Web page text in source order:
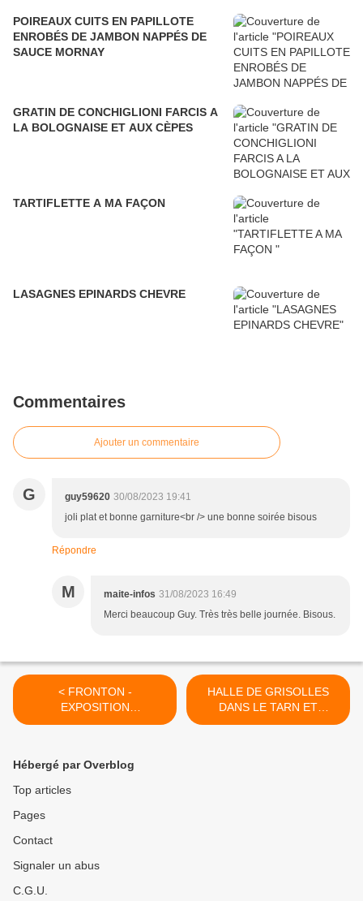
POIREAUX CUITS EN PAPILLOTE
ENROBÉS DE JAMBON NAPPÉS DE
SAUCE MORNAY
GRATIN DE CONCHIGLIONI FARCIS A
LA BOLOGNAISE ET AUX CÈPES
TARTIFLETTE A MA FAÇON
LASAGNES EPINARDS CHEVRE
Commentaires
Ajouter un commentaire
G guy59620 30/08/2023 19:41
joli plat et bonne garniture<br /> une bonne soirée bisous
Répondre
M maite-infos 31/08/2023 16:49
Merci beaucoup Guy. Très très belle journée. Bisous.
< FRONTON -
EXPOSITION
PHOTOGRAPHIES DE
HALLE DE GRISOLLES
DANS LE TARN ET
GARONNE >
Hébergé par Overblog
Top articles
Pages
Contact
Signaler un abus
C.G.U.